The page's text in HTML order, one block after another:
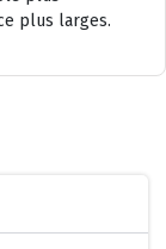
plus larges.